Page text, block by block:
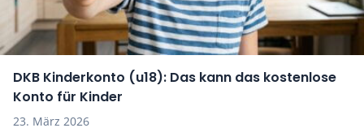
DKB Kinderkonto (u18): Das kann das kostenlose
Konto für Kinder
23. März 2026